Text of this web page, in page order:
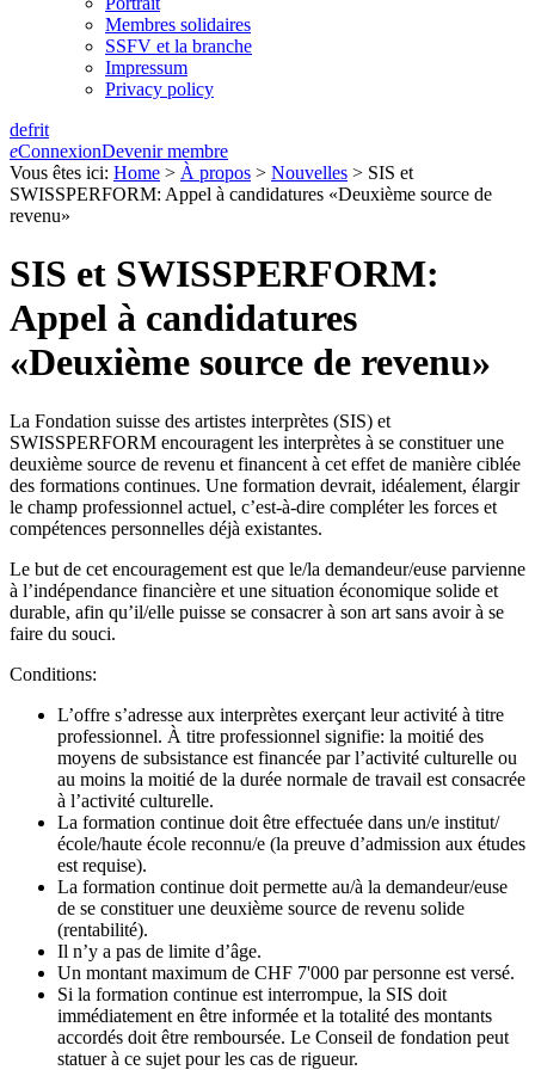
Membres solidaires
SSFV et la branche
Impressum
Privacy policy
defrit
eConnexionDevenir membre
Vous êtes ici: Home > À propos > Nouvelles > SIS et
SWISSPERFORM: Appel à candidatures «Deuxième source de
revenu»
SIS et SWISSPERFORM:
Appel à candidatures
«Deuxième source de revenu»
La Fondation suisse des artistes interprètes (SIS) et
SWISSPERFORM encouragent les interprètes à se constituer une
deuxième source de revenu et financent à cet effet de manière ciblée
des formations continues. Une formation devrait, idéalement, élargir
le champ professionnel actuel, c’est-à-dire compléter les forces et
compétences personnelles déjà existantes.
Le but de cet encouragement est que le/la demandeur/euse parvienne
à l’indépendance financière et une situation économique solide et
durable, afin qu’il/elle puisse se consacrer à son art sans avoir à se
faire du souci.
Conditions:
L’offre s’adresse aux interprètes exerçant leur activité à titre
professionnel. À titre professionnel signifie: la moitié des
moyens de subsistance est financée par l’activité culturelle ou
au moins la moitié de la durée normale de travail est consacrée
à l’activité culturelle.
La formation continue doit être effectuée dans un/e institut/
école/haute école reconnu/e (la preuve d’admission aux études
est requise).
La formation continue doit permette au/à la demandeur/euse
de se constituer une deuxième source de revenu solide
(rentabilité).
Il n’y a pas de limite d’âge.
Un montant maximum de CHF 7'000 par personne est versé.
Si la formation continue est interrompue, la SIS doit
immédiatement en être informée et la totalité des montants
accordés doit être remboursée. Le Conseil de fondation peut
statuer à ce sujet pour les cas de rigueur.